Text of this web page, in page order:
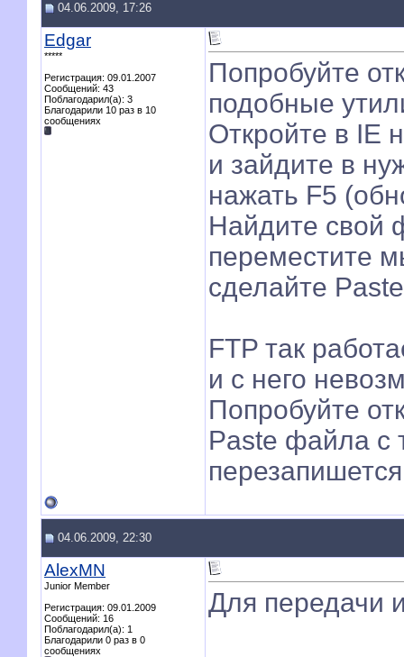
04.06.2009, 17:26
Edgar
*****
Регистрация: 09.01.2007
Сообщений: 43
Поблагодарил(а): 3
Благодарили 10 раз в 10
сообщениях
Попробуйте
подобные
Откройте в IE
и зайдите в
нажать F5
Найдите свой
переместите
сделайте
FTP так
и с него
Попробуйте
Paste файла с
04.06.2009, 22:30
AlexMN
Junior Member
Регистрация: 09.01.2009
Сообщений: 16
Поблагодарил(а): 1
Благодарили 0 раз в 0
сообщениях
Для передачи